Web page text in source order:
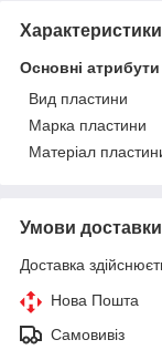
Характеристики
Основні атрибути
Вид пластини
Марка пластини
Матеріал
Умови доставки
Доставка
Нова Пошта
Самовивіз